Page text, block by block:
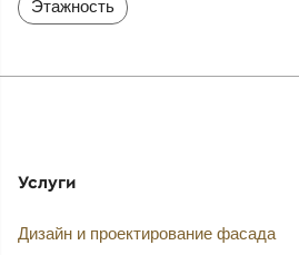
Этажность
Услуги
Дизайн и проектирование фасада